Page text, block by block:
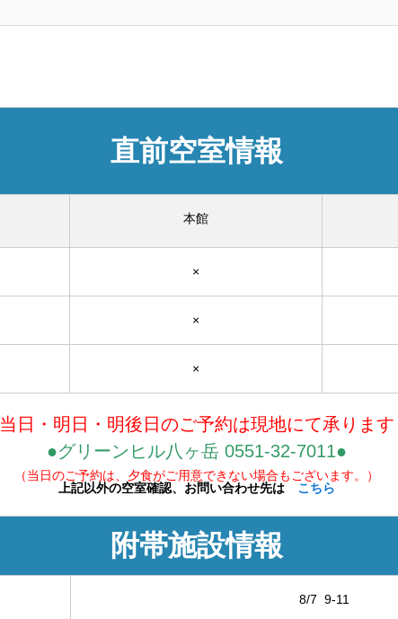
直前空室情報
本館
×
×
×
当日・明日・明後日のご予約は現地にて承ります
●グリーンヒル八ヶ岳 0551-32-7011●
（当日のご予約は、夕食がご用意できない場合もございます。）
上記以外の空室確認、お問い合わせ先は こちら
附帯施設情報
8/7 9-11